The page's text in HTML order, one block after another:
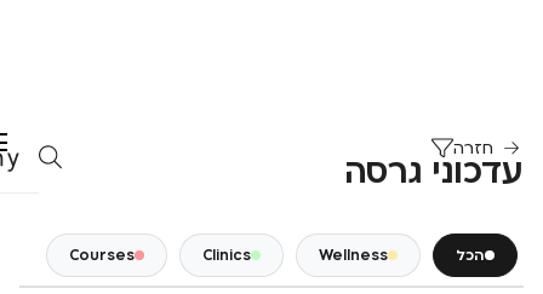
חזרה
עדכוני גרסה
הכל Wellness
Clinics
Courses